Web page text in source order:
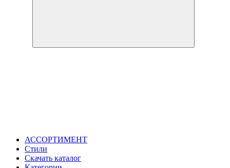
АССОРТИМЕНТ
Стили
Скачать каталог